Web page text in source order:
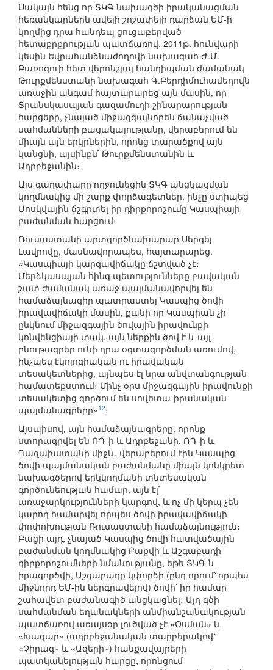
Սակայն հենց որ ՏԿԳ նախագծի իրականացման
հեռանկարներն ավելի շոշափելի դարձան ԵՄ-ի
կողմից դրա հանդեպ ցուցաբերված
հետաքրքրության պատճառով, 2011թ. հունվարի
կեսին Եվրահանձնաժողովի նախագահ Ժ.Մ.
Բառոզուի հետ վերոնշյալ հանդիպման ժամանակ
Թուրքմենստանի նախագահ Գ.Բերդիմուհամեդովն
առաջին անգամ հայտարարեց այն մասին, որ
Տրանսկասպյան գազամուղի շինարարության
հարցերը, չնայած միջազգայնորեն ճանաչված
սահմանների բացակայությանը, վերաբերում են
միայն այն երկրներին, որոնց տարածքով այն
կանցնի, այսինքն՝ Թուրքմենստանին և
Ադրբեջանին։
Այս գաղափարը ողջունեցին ՏԿԳ անցկացման
կողմնակից մի շարք փորձագետներ, ինչը ստիպեց
Մոսկվային ճշգրտել իր դիրքորոշումը Կասպիայի
բաժանման հարցում։
Ռուսաստանի արտգործնախարար Սերգեյ
Լավրովը, մասնավորապես, հայտարարեց.
«Կասպիայի կարգավիճակը ճշտված չէ։
Մերձկասպյան հինգ պետությունները բավական
շատ ժամանակ առաջ պայմանավորվել են
համաձայնագիր պատրաստել Կասպից ծովի
իրավավիճակի մասին, քանի որ Կասպիան չի
ընկնում միջազգային ծովային իրավունքի
կոնվենցիայի տակ, այն ներքին ծով է և այլ
բնութագրեր ունի դրա օգտագործման առումով,
ինչպես էկոլոգիական ու իրավական
տեսակետներից, այնպես էլ նրա անվտանգության
համատեքստում։ Մինչ օրս միջազգային իրավունքի
տեսակետից գործում են սովետա-իրանական
պայմանագրերը»12։
Այսպիսով, այն համաձայնագրերը, որոնք
ստորագրվել են ՌԴ-ի և Ադրբեջանի, ՌԴ-ի և
Ղազախստանի միջև, վերաբերում էին Կասպից
ծովի պայմանական բաժանմանը միայն կոնկրետ
նախագծերով երկկողմանի տնտեսական
գործունեության համար, այն էլ՝
առաջարկությունների կարգով, և ոչ մի կերպ չեն
կարող համարվել որպես ծովի իրավավիճակի
փոփոխության Ռուսաստանի համաձայնություն։
Բացի այդ, չնայած Կասպից ծովի հատվածային
բաժանման կողմնակից Բաքվի և Աշգաբադի
դիրքորոշումների նմանությանը, եթե ՏԿԳ-ն
իրագործվի, Աշգաբադը կփորձի (ընդ որում՝ որպես
միջնորդ ԵՄ-ին ներգրավելով) ծովի՝ իր համար
շահավետ բաժանագիծ անցկացնել։ Այդ գծի
սահմանման եղանակների անմիանշանակության
պատճառով առայսօր լուծված չէ «Օսման» և
«Խազար» (ադրբեջանական տարբերակով՝
«Չիրագ» և «Ազերի») հանքավայրերի
պատկանելության հարցը, որոնցում